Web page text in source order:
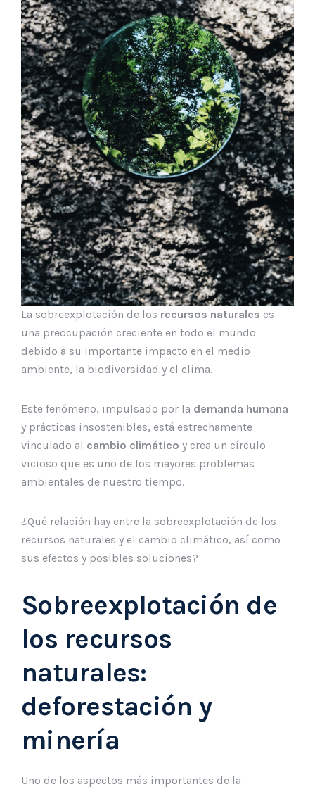
La sobreexplotación de los recursos naturales es
una preocupación creciente en todo el mundo
debido a su importante impacto en el medio
ambiente, la biodiversidad y el clima.
Este fenómeno, impulsado por la demanda humana
y prácticas insostenibles, está estrechamente
vinculado al cambio climático y crea un círculo
vicioso que es uno de los mayores problemas
ambientales de nuestro tiempo.
¿Qué relación hay entre la sobreexplotación de los
recursos naturales y el cambio climático, así como
sus efectos y posibles soluciones?
Sobreexplotación de
los recursos
naturales:
deforestación y
minería
Uno de los aspectos más importantes de la